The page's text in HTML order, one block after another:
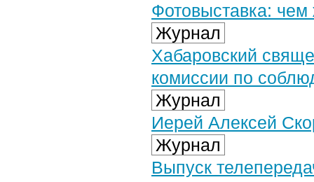
Фотовыставка:
Журнал
Хабаровский
комиссии по
Журнал
Иерей Алексей
Журнал
Выпуск